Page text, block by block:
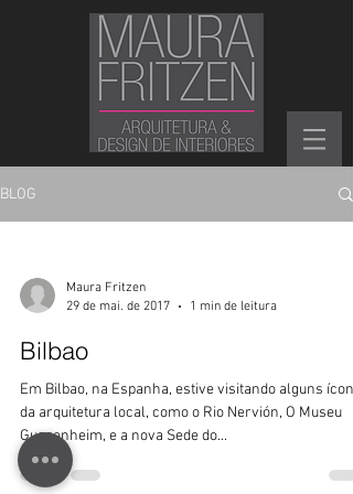
BLOG
Maura Fritzen
29 de mai. de 2017
1 min de leitura
Bilbao
Em Bilbao, na Espanha, estive visitando alguns
da arquitetura local, como o Rio Nervión, O Museu
Guggenheim, e a nova Sede do...